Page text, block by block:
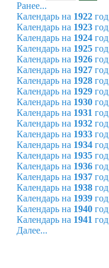
Ранее...
Календарь на 1922 год
Календарь на 1923 год
Календарь на 1924 год
Календарь на 1925 год
Календарь на 1926 год
Календарь на 1927 год
Календарь на 1928 год
Календарь на 1929 год
Календарь на 1930 год
Календарь на 1931 год
Календарь на 1932 год
Календарь на 1933 год
Календарь на 1934 год
Календарь на 1935 год
Календарь на 1936 год
Календарь на 1937 год
Календарь на 1938 год
Календарь на 1939 год
Календарь на 1940 год
Календарь на 1941 год
Далее...